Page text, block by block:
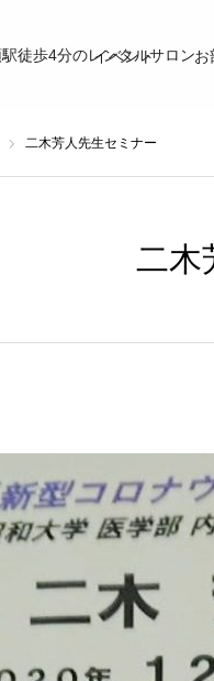
徒歩4分のレンタルサロン
イベント お
二木芳人先生セミナー
二木